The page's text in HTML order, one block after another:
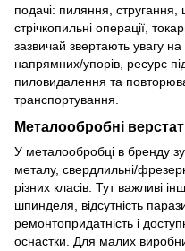
подачі: пиляння,
стрічкопильні операції,
зазвичай звертають увагу на
напрямних/упорів, ресурс
пиловидалення та
транспортування.
Металообробні
У металообробці в бренду
металу, свердлильні/
різних класів. Тут важливі
шпинделя, відсутність
ремонтопридатність і
оснастки. Для малих